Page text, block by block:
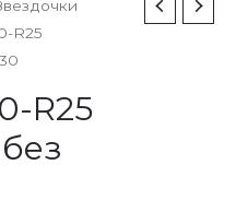
R25
R25